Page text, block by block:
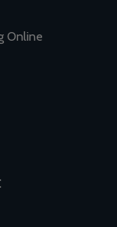
Online